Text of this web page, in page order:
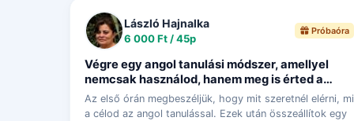
László Hajnalka
6 000 Ft / 45p
Próbaóra
Végre egy angol tanulási módszer, amellyel
nemcsak használod, hanem meg is érted a
nyelvet – saját fejlesztésű tananyaggal és
bizonyított eredményekkel.
Az első órán megbeszéljük, hogy mit szeretnél elérni, mi
a célod az angol tanulással. Ezek után összeállítok egy